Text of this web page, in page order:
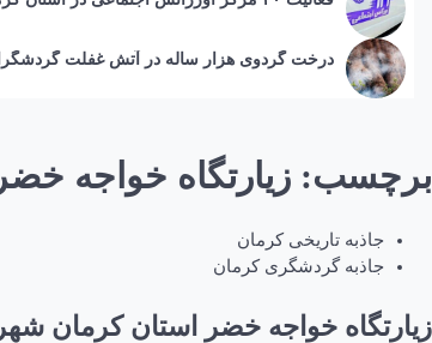
درخت گردوی هزار ساله در آتش غفلت
برچسب: زیارتگاه خواجه
جاذبه تاریخی کرمان
جاذبه گردشگری کرمان
زیارتگاه خواجه خضر استان کرمان